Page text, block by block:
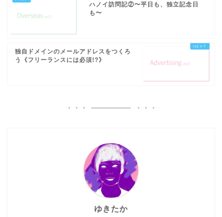
ハノイ訪問記②〜平日も、独立記念日
も〜
独自ドメインのメールアドレスをつくろ
う《フリーランスには必須!?》
ゆきたか